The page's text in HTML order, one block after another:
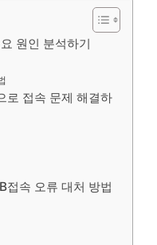
원인 분석하기
로 접속 문제 해결하
속 오류 대처 방법